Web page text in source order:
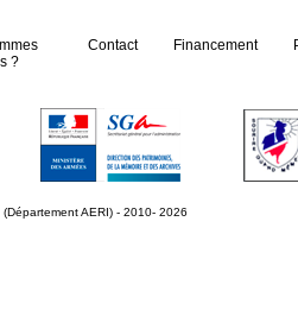
?
Contact Financement
AERI) - 2010- 2026